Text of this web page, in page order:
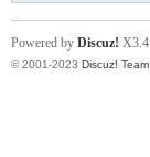
Powered by Discuz! X3.4
© 2001-2023 Discuz! Team.